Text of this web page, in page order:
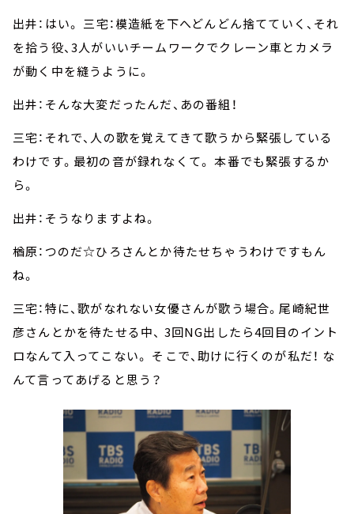
出井：はい。 三宅：模造紙を下へどんどん捨てていく、それ
を拾う役、3人がいいチームワークでクレーン車とカメラ
が動く中を縫うように。
出井：そんな大変だったんだ、あの番組！
三宅：それで、人の歌を覚えてきて歌うから緊張している
わけです。最初の音が録れなくて。 本番でも緊張するか
ら。
出井：そうなりますよね。
楢原：つのだ☆ひろさんとか待たせちゃうわけですもん
ね。
三宅：特に、歌がなれない女優さんが歌う場合。尾崎紀世
彦さんとかを待たせる中、 3回NG出したら4回目のイント
ロなんて入ってこない。 そこで、助けに行くのが私だ！ な
んて言ってあげると思う？